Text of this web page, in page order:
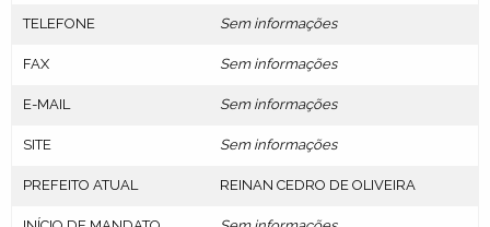
TELEFONE Sem informações
FAX Sem informações
E-MAIL Sem informações
SITE Sem informações
PREFEITO ATUAL REINAN CEDRO DE OLIVEIRA